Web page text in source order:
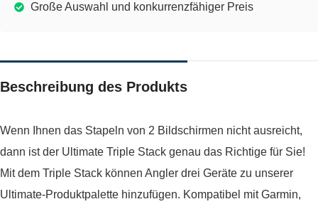
Große Auswahl und konkurrenzfähiger Preis
Beschreibung des Produkts
Wenn Ihnen das Stapeln von 2 Bildschirmen nicht ausreicht,
dann ist der Ultimate Triple Stack genau das Richtige für Sie!
Mit dem Triple Stack können Angler drei Geräte zu unserer
Ultimate-Produktpalette hinzufügen. Kompatibel mit Garmin,